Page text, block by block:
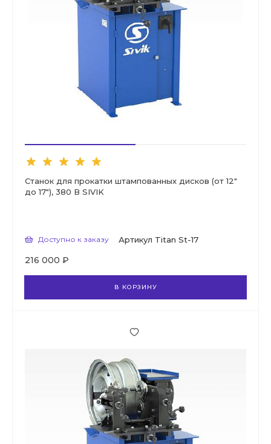
Станок для прокатки штампованных дисков (от 12"
до 17"), 380 В SIVIK
Доступно к заказу Артикул Titan St-17
216 000 ₽
В КОРЗИНУ